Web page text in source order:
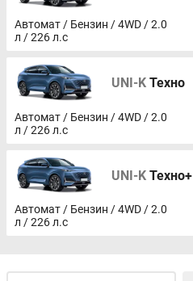
Автомат / Бензин / 4WD / 2.0
л / 226 л.с
UNI-K Техно
Автомат / Бензин / 4WD / 2.0
л / 226 л.с
UNI-K Техно+
Автомат / Бензин / 4WD / 2.0
л / 226 л.с